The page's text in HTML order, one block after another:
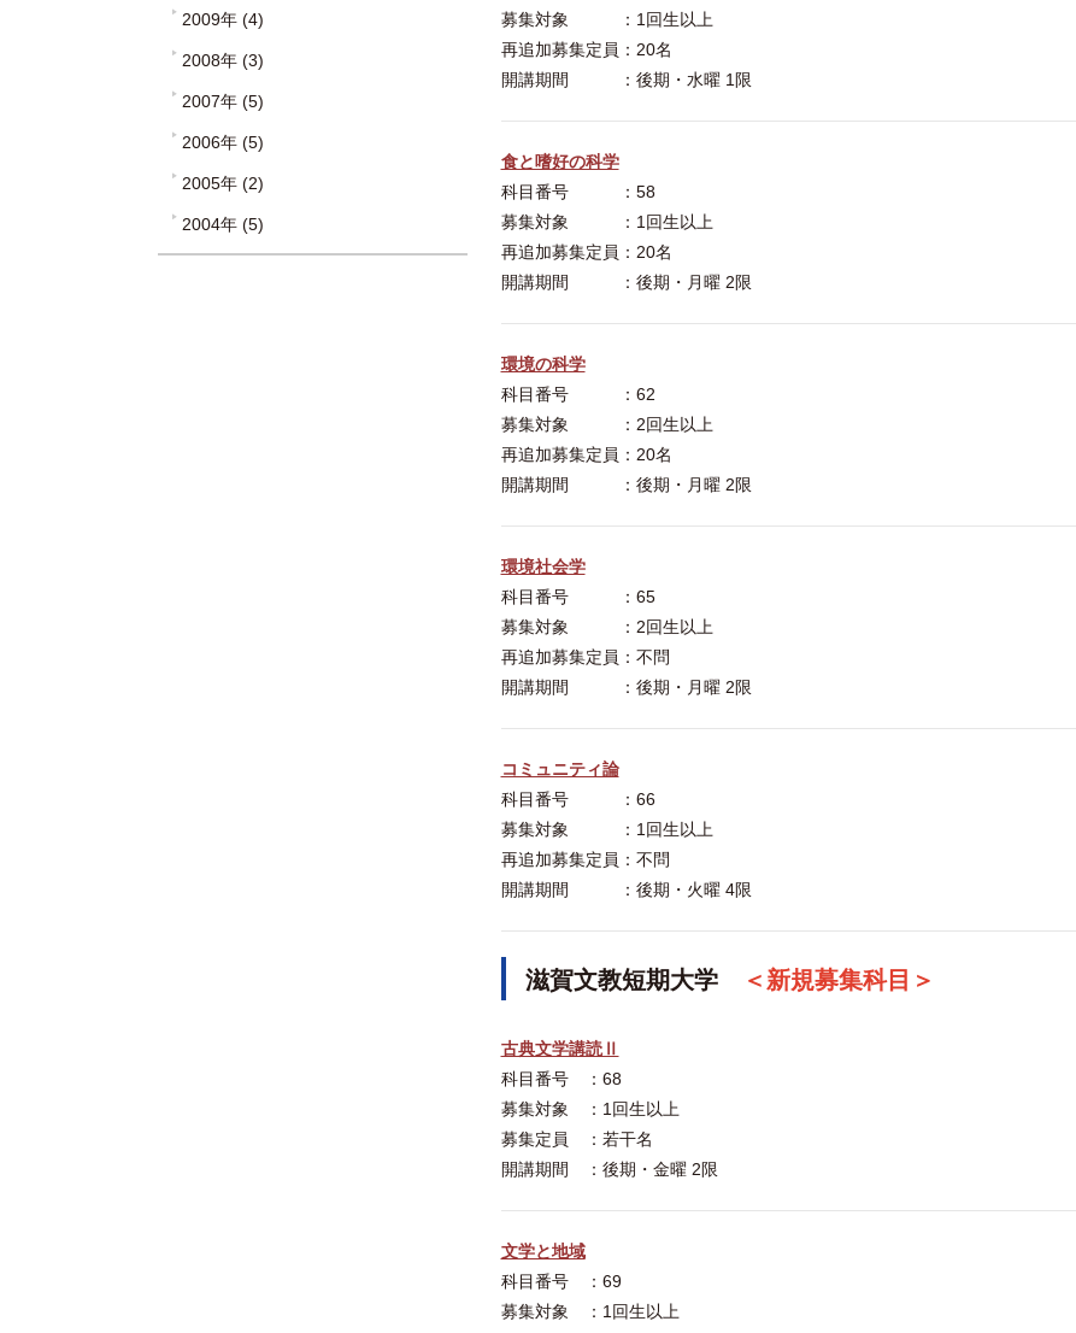
募集対象 ：1回生以上
再追加募集定員：20名
開講期間 ：後期・水曜 1限
食と嗜好の科学
科目番号 ：58
募集対象 ：1回生以上
再追加募集定員：20名
開講期間 ：後期・月曜 2限
環境の科学
科目番号 ：62
募集対象 ：2回生以上
再追加募集定員：20名
開講期間 ：後期・月曜 2限
環境社会学
科目番号 ：65
募集対象 ：2回生以上
再追加募集定員：不問
開講期間 ：後期・月曜 2限
コミュニティ論
科目番号 ：66
募集対象 ：1回生以上
再追加募集定員：不問
開講期間 ：後期・火曜 4限
滋賀文教短期大学 ＜新規募集科目＞
古典文学講読Ⅱ
科目番号 ：68
募集対象 ：1回生以上
募集定員 ：若干名
開講期間 ：後期・金曜 2限
文学と地域
科目番号 ：69
募集対象 ：1回生以上
2009年 (4)
2008年 (3)
2007年 (5)
2006年 (5)
2005年 (2)
2004年 (5)